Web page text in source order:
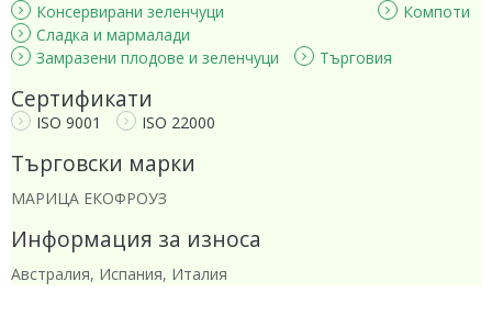
Консервирани зеленчуци
Компоти
Сладка и мармалади
Замразени плодове и зеленчуци
Търговия
Сертификати
ISO 9001 ISO 22000
Търговски марки
МАРИЦА ЕКОФРОУЗ
Информация за износа
Австралия, Испания, Италия